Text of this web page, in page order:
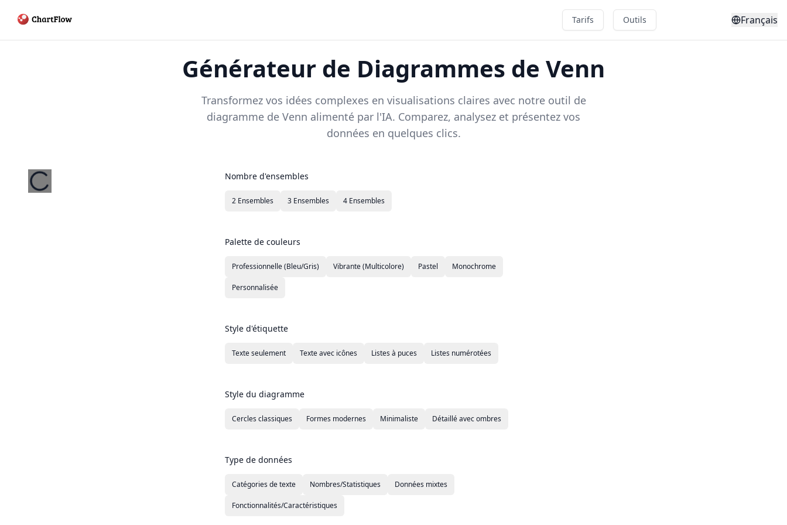
Tarifs Outils Français
Générateur de Diagrammes de Venn
Transformez vos idées complexes en visualisations claires avec notre outil de
diagramme de Venn alimenté par l'IA. Comparez, analysez et présentez vos
données en quelques clics.
Nombre d'ensembles
2 Ensembles 3 Ensembles 4 Ensembles
Palette de couleurs
Professionnelle (Bleu/Gris) Vibrante (Multicolore) Pastel Monochrome
Personnalisée
Style d'étiquette
Texte seulement Texte avec icônes Listes à puces Listes numérotées
Style du diagramme
Cercles classiques Formes modernes Minimaliste Détaillé avec ombres
Type de données
Catégories de texte Nombres/Statistiques Données mixtes
Fonctionnalités/Caractéristiques